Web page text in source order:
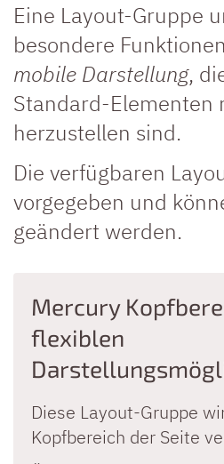
Eine Layout-Gruppe
besondere
mobile Darstellung,
Standard-Elementen
herzustellen sind.
Die verfügbaren
vorgegeben und
geändert werden.
Mercury
flexiblen
Diese Layout-Gruppe
Kopfbereich der Seite